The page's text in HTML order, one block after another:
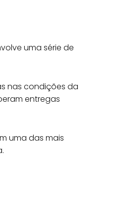
uma série de
nas condições da
entregas
uma das mais